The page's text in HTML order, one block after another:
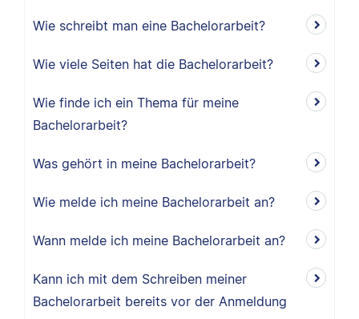
Wie schreibt man eine Bachelorarbeit?
Wie viele Seiten hat die Bachelorarbeit?
Wie finde ich ein Thema für meine
Bachelorarbeit?
Was gehört in meine Bachelorarbeit?
Wie melde ich meine Bachelorarbeit an?
Wann melde ich meine Bachelorarbeit an?
Kann ich mit dem Schreiben meiner
Bachelorarbeit bereits vor der Anmeldung